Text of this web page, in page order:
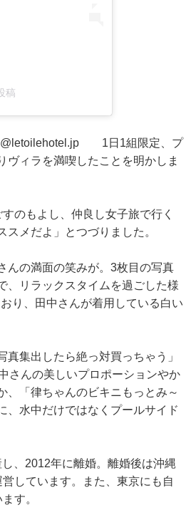
稿
@letoilehotel.jp1日1組限定、プ
ィラを満喫したことを明かしま
のもよし、仲良し女子旅で行く
メだよ」とつづりました。
んの満面の笑みが。3枚目の写真
、リラックスタイムを過ごした様
り、田中さんが着用している白い
集出したら絶っ対買っちゃう」
さんの美しいプロポーションやか
、「律ちゃんのビキニもっとみ～
水中だけではなくプールサイド
、2012年に離婚。離婚後は沖縄
しています。また、東京にも自
す。